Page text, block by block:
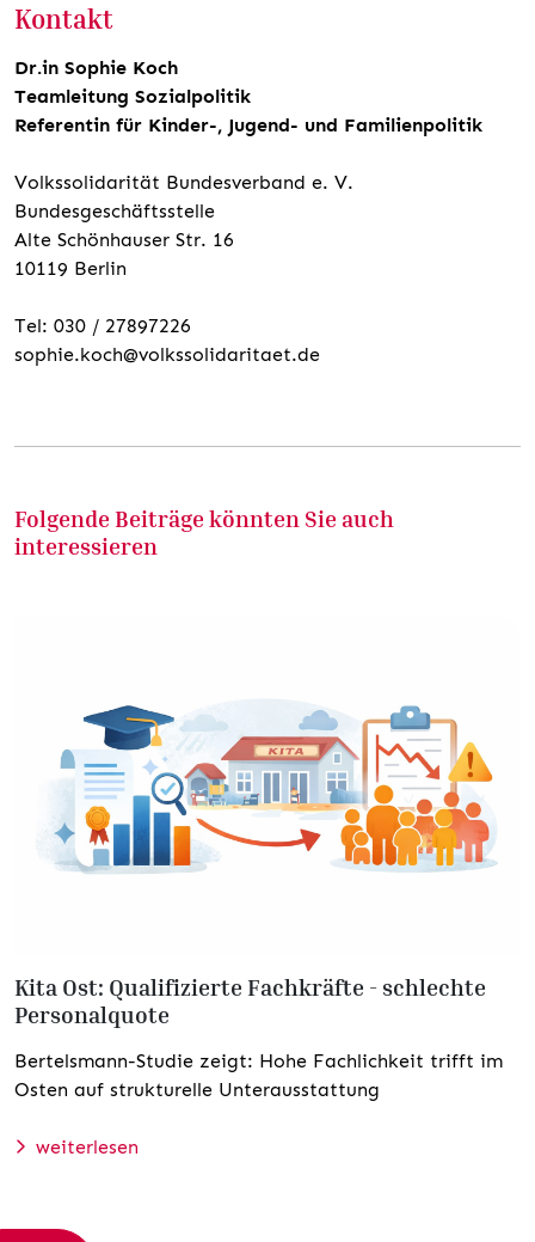
Kontakt
Dr.in Sophie Koch
Teamleitung Sozialpolitik
Referentin für Kinder-, Jugend- und Familienpolitik
Volkssolidarität Bundesverband e. V.
Bundesgeschäftsstelle
Alte Schönhauser Str. 16
10119 Berlin
Tel: 030 / 27897226
sophie.koch@volkssolidaritaet.de
Folgende Beiträge könnten Sie auch
interessieren
Kita Ost: Qualifizierte Fachkräfte - schlechte
Personalquote
Bertelsmann-Studie zeigt: Hohe Fachlichkeit trifft im
Osten auf strukturelle Unterausstattung
weiterlesen